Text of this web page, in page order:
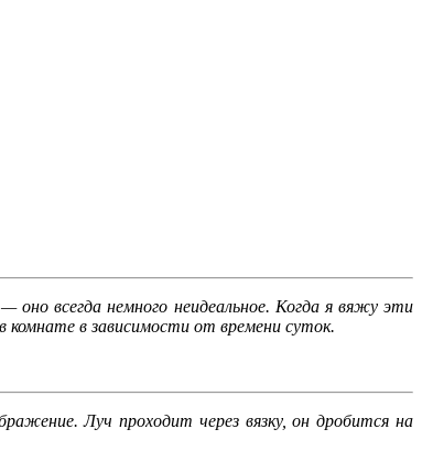
всегда немного неидеальное. Когда я вяжу эти
в зависимости от времени суток.
Луч проходит через вязку, он дробится на